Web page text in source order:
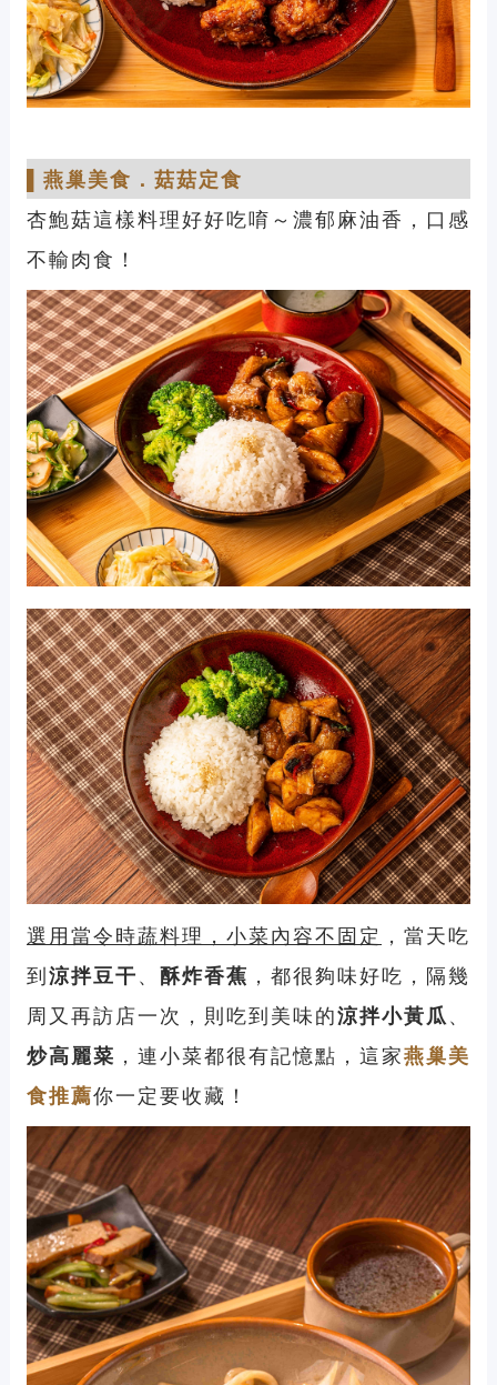
燕巢美食 ． 菇菇定食
杏鮑菇這樣料理好好吃唷～濃郁麻油香，口感
不輸肉食！
選用當令時蔬料理，小菜內容不固定 ，當天吃
到涼拌豆干、酥炸香蕉 ，都很夠味好吃，隔幾
周又再訪店一次，則吃到美味的涼拌小黃瓜 、
炒高麗菜 ，連小菜都很有記憶點，這家燕巢美
食推薦你一定要收藏！